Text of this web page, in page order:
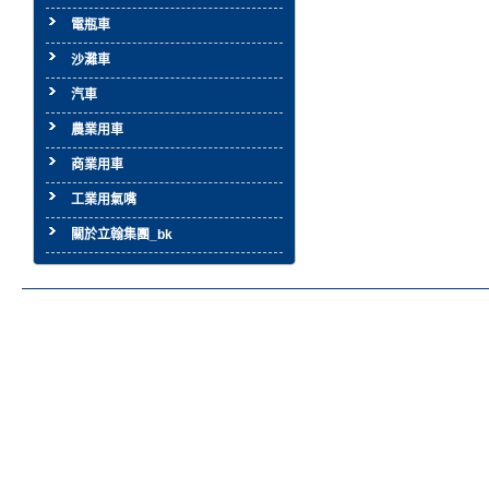
電瓶車
沙灘車
汽車
農業用車
商業用車
工業用氣嘴
關於立翰集團_bk